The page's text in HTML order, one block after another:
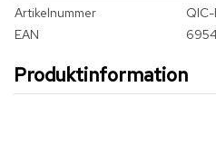
Artikelnummer
EAN
Produktinformation